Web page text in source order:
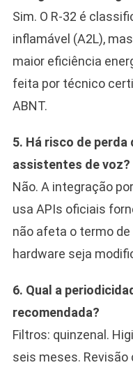
Sim. O R-32 é
inflamável (A2L),
maior eficiência
feita por técnico
ABNT.
5. Há risco de
assistentes de voz?
Não. A integração
usa APIs oficiais
não afeta o termo
hardware seja
6. Qual a
recomendada?
Filtros: quinzenal.
seis meses.